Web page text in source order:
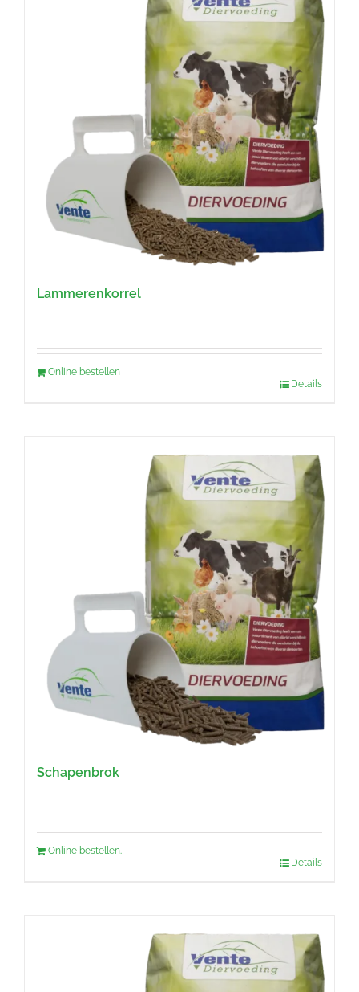
Lammerenkorrel
Online bestellen
Details
Schapenbrok
Online bestellen.
Details